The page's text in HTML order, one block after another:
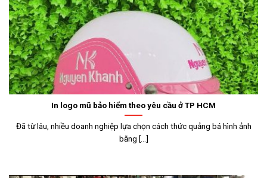
In logo mũ bảo hiểm theo yêu cầu ở TP HCM
Đã từ lâu, nhiều doanh nghiệp lựa chọn cách thức quảng bá hình ảnh
bằng [...]